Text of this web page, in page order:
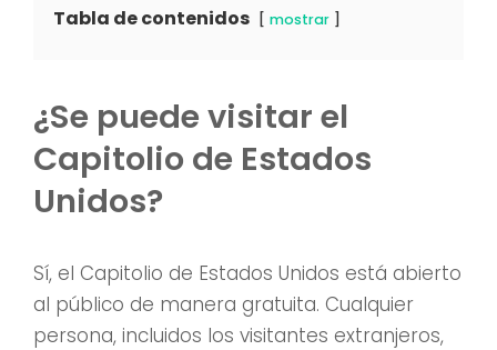
Tabla de contenidos mostrar
¿Se puede visitar el
Capitolio de Estados
Unidos?
Sí, el Capitolio de Estados Unidos está abierto
al público de manera gratuita. Cualquier
persona, incluidos los visitantes extranjeros,